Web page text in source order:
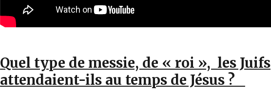
Quel type de messie, de « roi », les Juifs
attendaient-ils au temps de Jésus ?